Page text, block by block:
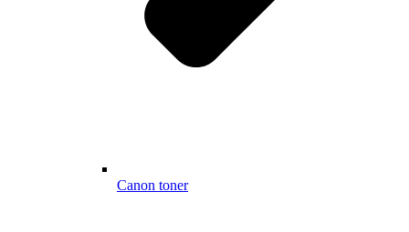
Canon toner